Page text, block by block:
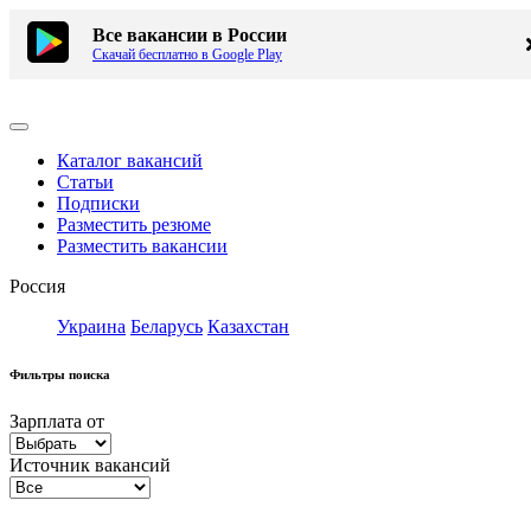
Все вакансии в России
Скачай бесплатно в Google Play
Каталог вакансий
Статьи
Подписки
Разместить резюме
Разместить вакансии
Россия
Украина Беларусь Казахстан
Фильтры поиска
Зарплата от
Источник вакансий